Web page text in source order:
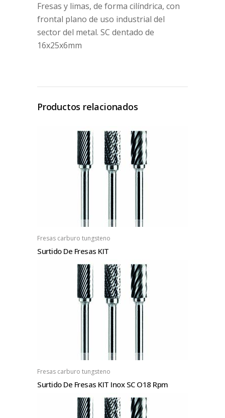
Fresas y limas, de forma cilíndrica, con
frontal plano de uso industrial del
sector del metal. SC dentado de
16x25x6mm
Productos relacionados
Fresas carburo tungsteno
Surtido De Fresas KIT
Fresas carburo tungsteno
Surtido De Fresas KIT Inox SC O18 Rpm